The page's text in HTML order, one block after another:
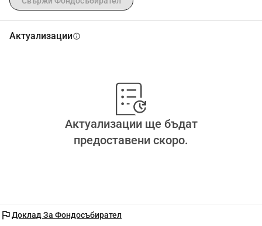
Актуализацииinfo
Актуализации ще бъдат
предоставени скоро.
flagДоклад За Фондосъбирател